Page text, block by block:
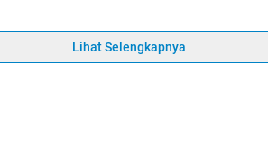
Lihat Selengkapnya